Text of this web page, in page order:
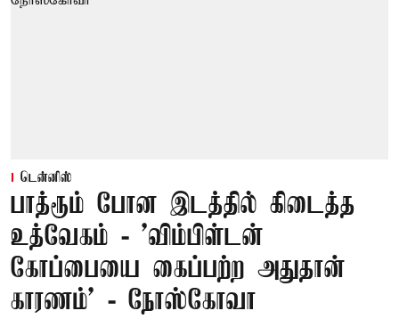
டென்னிஸ்
பாத்ரூம் போன இடத்தில் கிடைத்த
உத்வேகம் - ’விம்பிள்டன்
கோப்பையை கைப்பற்ற அதுதான்
காரணம்’ - நோஸ்கோவா